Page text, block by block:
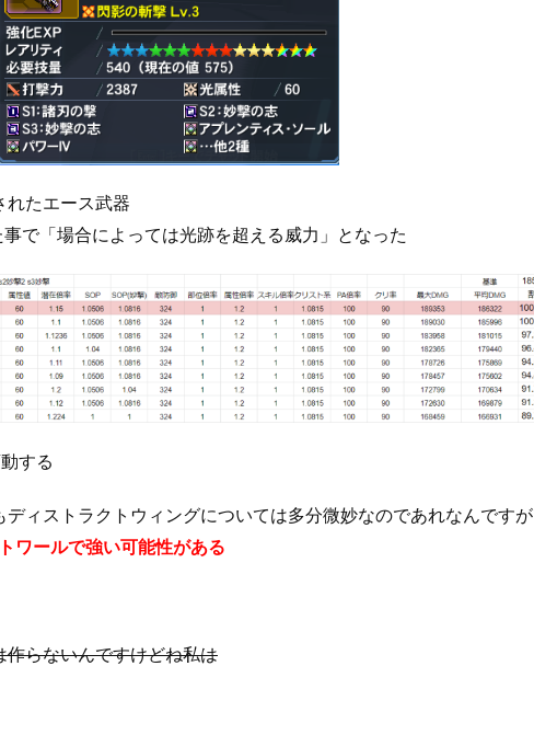
れたエース武器
で「場合によっては光跡を超える威力」となった
する
ィストラクトウィングについては多分微妙なのであれなんですが
ワールで強い可能性がある
らないんですけどね私は